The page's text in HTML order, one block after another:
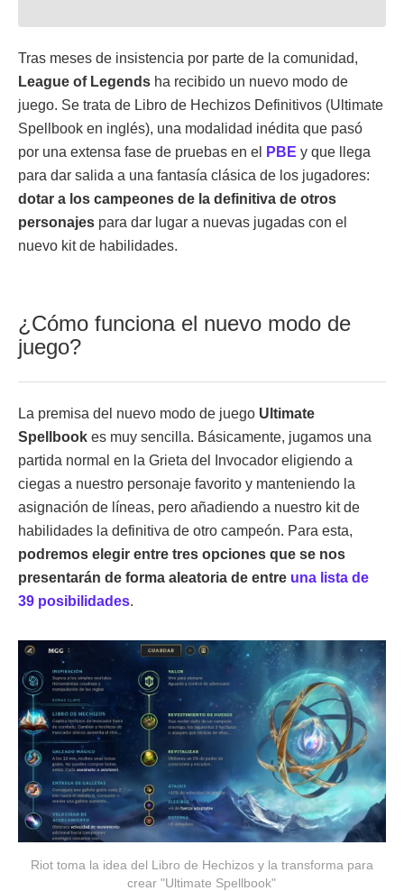
Tras meses de insistencia por parte de la comunidad,
League of Legends ha recibido un nuevo modo de
juego. Se trata de Libro de Hechizos Definitivos (Ultimate
Spellbook en inglés), una modalidad inédita que pasó
por una extensa fase de pruebas en el
PBE y que llega
para dar salida a una fantasía clásica de los jugadores:
dotar a los campeones de la definitiva de otros
personajes para dar lugar a nuevas jugadas con el
nuevo kit de habilidades.
¿Cómo funciona el nuevo modo de
juego?
La premisa del nuevo modo de juego Ultimate
Spellbook es muy sencilla. Básicamente, jugamos una
partida normal en la Grieta del Invocador eligiendo a
ciegas a nuestro personaje favorito y manteniendo la
asignación de líneas, pero añadiendo a nuestro kit de
habilidades la definitiva de otro campeón. Para esta,
podremos elegir entre tres opciones que se nos
presentarán de forma aleatoria de entre una lista de
39 posibilidades.
Riot toma la idea del Libro de Hechizos y la transforma para
crear "Ultimate Spellbook"